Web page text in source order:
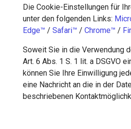
Die Cookie-Einstellungen für
unter den folgenden Links:
Edge™ / Safari™ / Chrome™ /
Soweit Sie in die Verwendung
Art. 6 Abs. 1 S. 1 lit. a DSGVO
können Sie Ihre Einwilligung
eine Nachricht an die in der
beschriebenen